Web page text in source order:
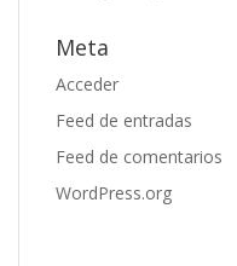
Meta
Acceder
Feed de entradas
Feed de comentarios
WordPress.org